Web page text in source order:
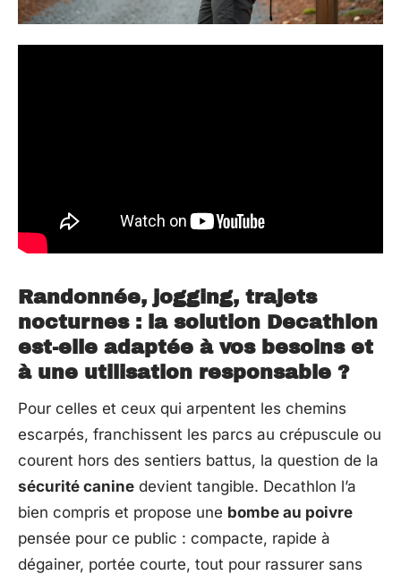
Randonnée, jogging, trajets
nocturnes : la solution Decathlon
est-elle adaptée à vos besoins et
à une utilisation responsable ?
Pour celles et ceux qui arpentent les chemins
escarpés, franchissent les parcs au crépuscule ou
courent hors des sentiers battus, la question de la
sécurité canine devient tangible. Decathlon l’a
bien compris et propose une bombe au poivre
pensée pour ce public : compacte, rapide à
dégainer, portée courte, tout pour rassurer sans